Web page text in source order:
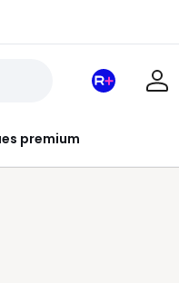
premium
Mon